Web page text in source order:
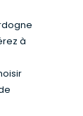
à